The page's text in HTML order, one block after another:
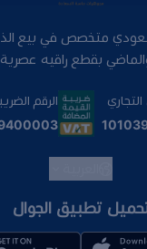
متخصص في بيع
بقطع راقيه
الرقم
تطبيق الجوال